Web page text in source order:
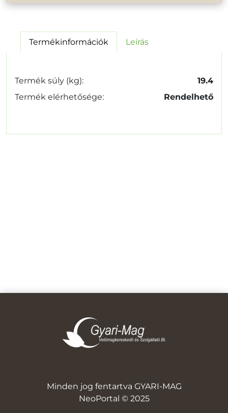
Termékinformációk Leírás
Termék súly (kg):
19.4
Termék elérhetősége:
Rendelhető
Minden jog fentartva GYARI-MAG
NeoPortal © 2025